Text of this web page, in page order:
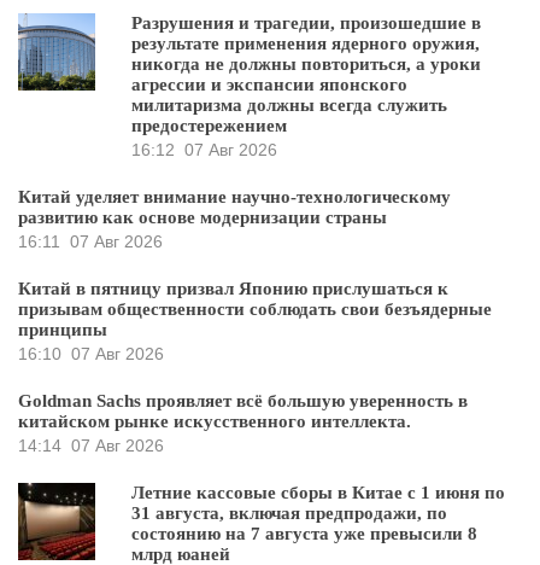
Разрушения и трагедии, произошедшие в
результате применения ядерного оружия,
никогда не должны повториться, а уроки
агрессии и экспансии японского
милитаризма должны всегда служить
предостережением
16:12 07 Авг 2026
Китай уделяет внимание научно-технологическому
развитию как основе модернизации страны
16:11
07 Авг 2026
Китай в пятницу призвал Японию прислушаться к
призывам общественности соблюдать свои безъядерные
принципы
16:10 07 Авг 2026
Goldman Sachs проявляет всё большую уверенность в
китайском рынке искусственного интеллекта.
14:14 07 Авг 2026
Летние кассовые сборы в Китае с 1 июня по
31 августа, включая предпродажи, по
состоянию на 7 августа уже превысили 8
млрд юаней